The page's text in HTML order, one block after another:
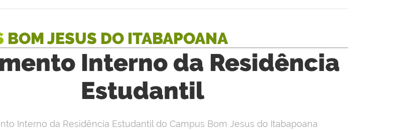
BOM JESUS DO ITABAPOANA
Interno da Residência
Estudantil
Interno da Residência Estudantil do Campus Bom Jesus do Itabapoana